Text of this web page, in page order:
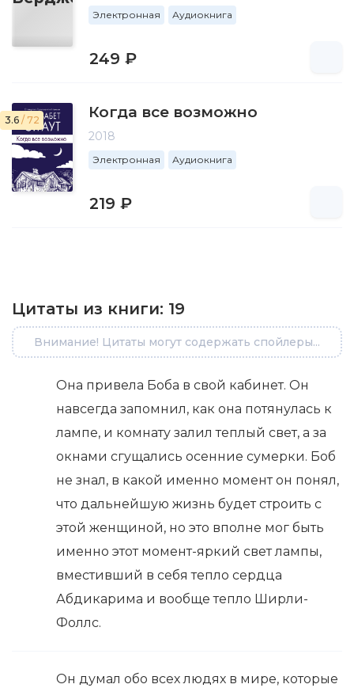
Электронная Аудиокнига
249 ₽
3.6 / 72 Когда все возможно
2018
Электронная Аудиокнига
219 ₽
Цитаты из книги: 19
Внимание! Цитаты могут содержать спойлеры...
Она привела Боба в свой кабинет. Он
навсегда запомнил, как она потянулась к
лампе, и комнату залил теплый свет, а за
окнами сгущались осенние сумерки. Боб
не знал, в какой именно момент он понял,
что дальнейшую жизнь будет строить с
этой женщиной, но это вполне мог быть
именно этот момент-яркий свет лампы,
вместивший в себя тепло сердца
Абдикарима и вообще тепло Ширли-
Фоллс.
Он думал обо всех людях в мире, которые